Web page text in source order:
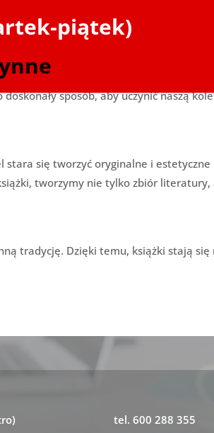
zbiorów publicznych, pieczątki
gust i osobowość ich właściciela.
sposób, aby uczynić naszą
się tworzyć oryginalne i
tworzymy nie tylko zbiór
tradycję. Dzięki temu, książki stają
tel. 600 288 355
piątek)